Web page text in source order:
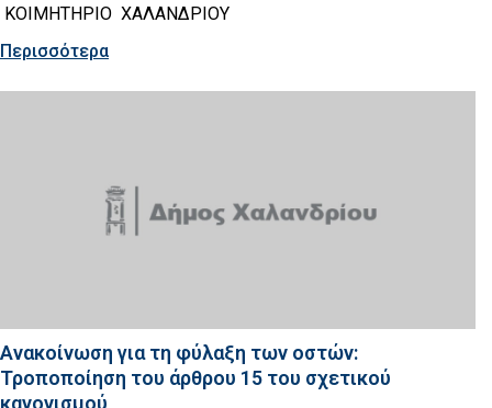
ΚΟΙΜΗΤΗΡΙΟ ΧΑΛΑΝΔΡΙΟΥ
Περισσότερα
Ανακοίνωση για τη φύλαξη των οστών:
Τροποποίηση του άρθρου 15 του σχετικού
κανονισμού